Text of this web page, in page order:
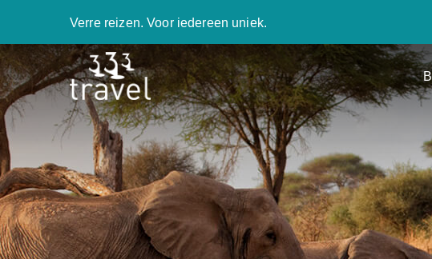
Verre reizen. Voor iedereen uniek.